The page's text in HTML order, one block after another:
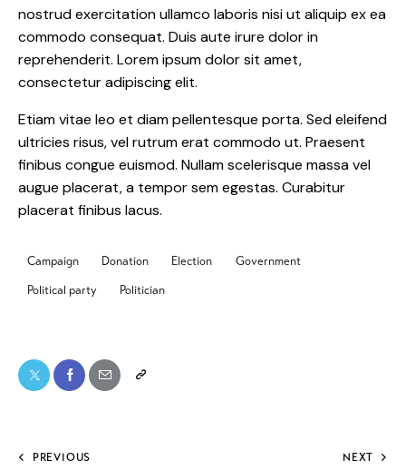
nostrud exercitation ullamco laboris nisi ut aliquip ex ea
commodo consequat. Duis aute irure dolor in
reprehenderit. Lorem ipsum dolor sit amet,
consectetur adipiscing elit.
Etiam vitae leo et diam pellentesque porta. Sed eleifend
ultricies risus, vel rutrum erat commodo ut. Praesent
finibus congue euismod. Nullam scelerisque massa vel
augue placerat, a tempor sem egestas. Curabitur
placerat finibus lacus.
Campaign Donation Election
Government
Political party
Politician
PREVIOUS NEXT